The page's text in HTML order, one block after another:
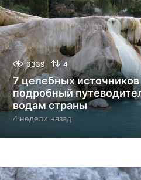
д
е
л
и
н
а
з
а
д
6339 4
7 целебных
подробный
водам страны
4 недели назад
е
л